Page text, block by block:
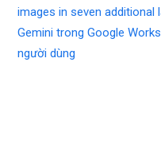
images in seven additional
Gemini trong Google
người dùng